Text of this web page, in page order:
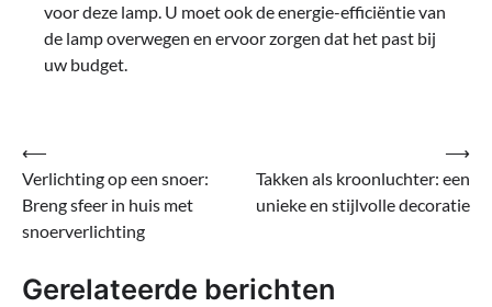
voor deze lamp. U moet ook de energie-efficiëntie van
de lamp overwegen en ervoor zorgen dat het past bij
uw budget.
Bericht
navigatie
⟵
Verlichting op een snoer:
Breng sfeer in huis met
snoerverlichting
Takken als kroonluchter: een
unieke en stijlvolle decoratie
⟶
Gerelateerde berichten